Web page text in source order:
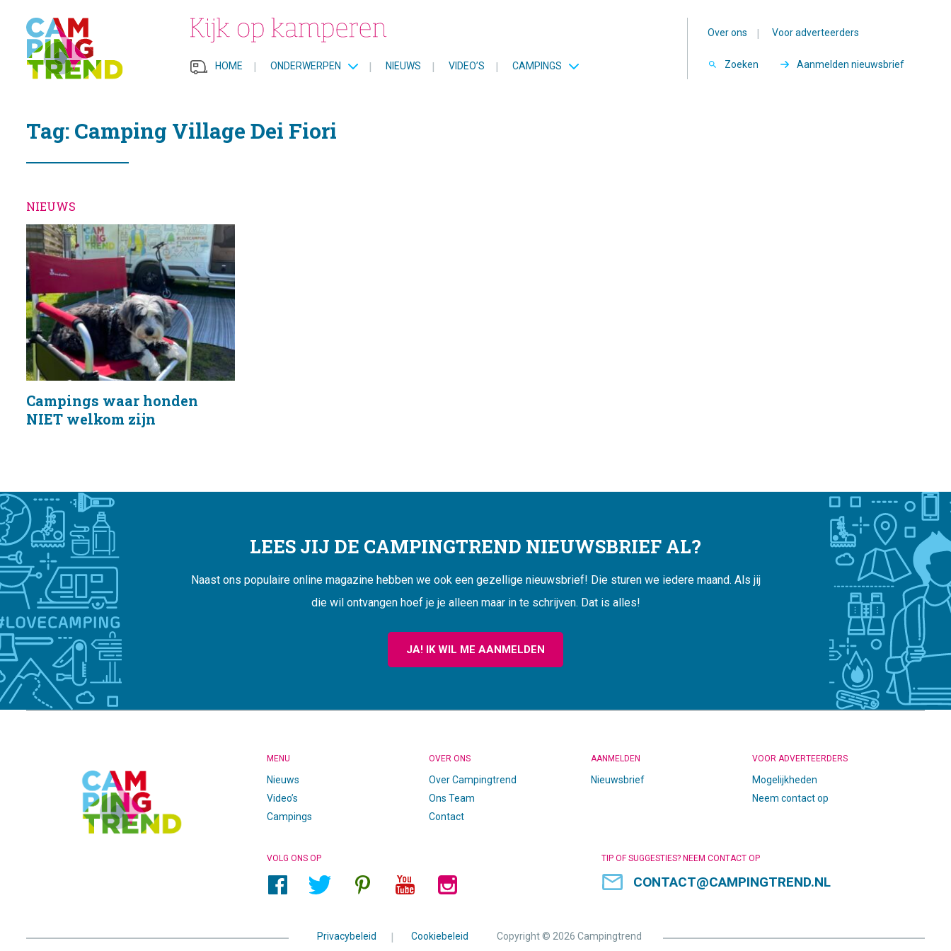
HOME | ONDERWERPEN | NIEUWS | VIDEO’S | CAMPINGS
Over ons | Voor adverteerders
Zoeken Aanmelden nieuwsbrief
Tag: Camping Village Dei Fiori
NIEUWS
Campings waar honden
NIET welkom zijn
LEES JIJ DE CAMPINGTREND NIEUWSBRIEF AL?
Naast ons populaire online magazine hebben we ook een gezellige nieuwsbrief! Die sturen we iedere maand. Als jij
die wil ontvangen hoef je je alleen maar in te schrijven. Dat is alles!
JA! IK WIL ME AANMELDEN
MENU
Nieuws
Video’s
Campings
OVER ONS
Over Campingtrend
Ons Team
Contact
AANMELDEN
Nieuwsbrief
VOOR ADVERTEERDERS
Mogelijkheden
Neem contact op
VOLG ONS OP TIP OF SUGGESTIES? NEEM CONTACT OP
CONTACT@CAMPINGTREND.NL
Privacybeleid | Cookiebeleid Copyright © 2026 Campingtrend